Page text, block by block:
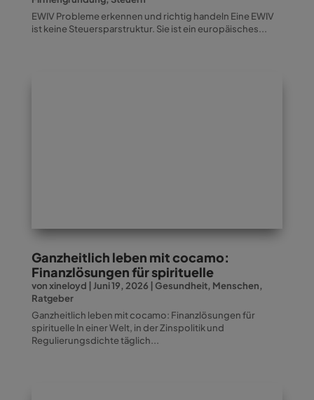
EWIV Probleme erkennen und richtig handeln Eine EWIV
ist keine Steuersparstruktur. Sie ist ein europäisches...
Ganzheitlich leben mit cocamo:
Finanzlösungen für spirituelle
vonxineloyd Juni 19, 2026 Gesundheit, Menschen,
Ratgeber
Ganzheitlich leben mit cocamo: Finanzlösungen für
spirituelle In einer Welt, in der Zinspolitik und
Regulierungsdichte täglich...